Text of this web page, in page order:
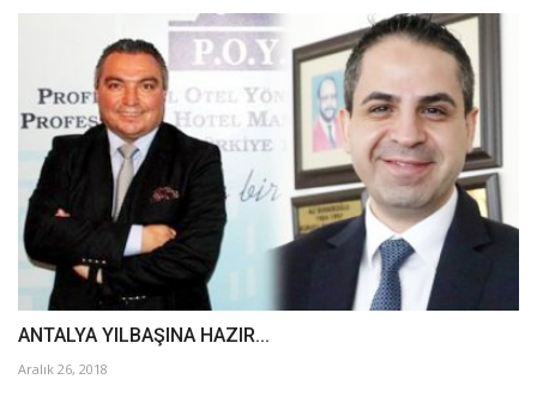
ANTALYA YILBAŞINA HAZIR...
Aralık 26, 2018